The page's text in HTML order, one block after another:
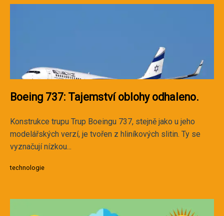
Boeing 737: Tajemství oblohy odhaleno.
Konstrukce trupu Trup Boeingu 737, stejně jako u jeho
modelářských verzí, je tvořen z hliníkových slitin. Ty se
vyznačují nízkou...
technologie